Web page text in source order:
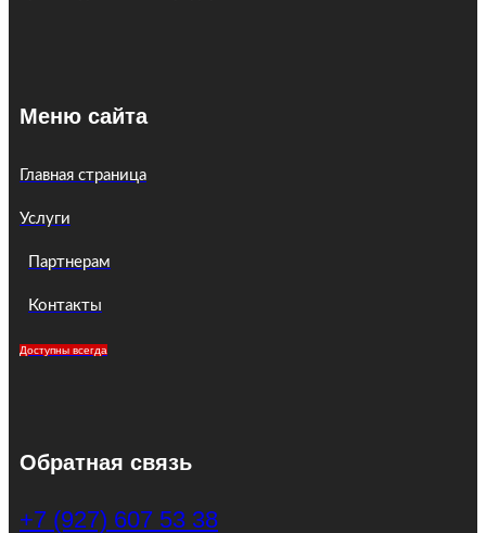
Меню сайта
Главная страница
Услуги
Партнерам
Контакты
Доступны всегда
Обратная связь
+7 (927) 607 53 38